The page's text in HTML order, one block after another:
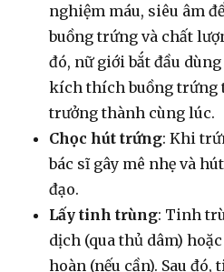
nghiệm máu, siêu âm
buồng trứng và chất
đó, nữ giới bắt đầu
kích thích buồng trứng
trưởng thành cùng lúc.
Chọc hút trứng: Khi
bác sĩ gây mê nhẹ và
đạo.
Lấy tinh trùng: Tinh
dịch (qua thủ dâm)
hoàn (nếu cần). Sau đó,